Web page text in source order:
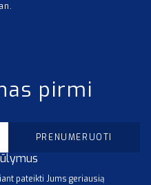
pirmi
pateikti Jums geriausią